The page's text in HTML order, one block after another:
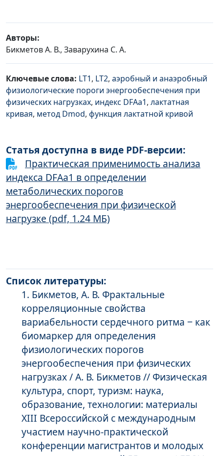
Авторы:
Бикметов А. В., Заварухина С. А.
Ключевые слова: LT1, LT2, аэробный и анаэробный
физиологические пороги энергообеспечения при
физических нагрузках, индекс DFAa1, лактатная
кривая, метод Dmod, функция лактатной кривой
Статья доступна в виде PDF-версии:
Практическая применимость анализа
индекса DFAa1 в определении
метаболических порогов
энергообеспечения при физической
нагрузке (pdf, 1.24 МБ)
Список литературы:
Бикметов, А. В. Фрактальные
корреляционные свойства
вариабельности сердечного ритма ‒ как
биомаркер для определения
физиологических порогов
энергообеспечения при физических
нагрузках / А. В. Бикметов // Физическая
культура, спорт, туризм: наука,
образование, технологии: материалы
ХIII Всероссийской с международным
участием научно-практической
конференции магистрантов и молодых